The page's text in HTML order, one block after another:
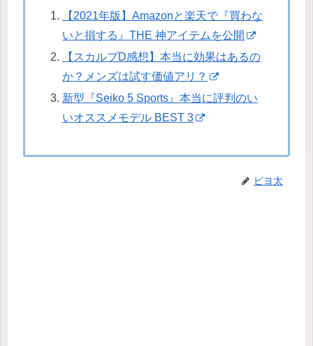
【2021年版】Amazonと楽天で『買わな
いと損する』THE 神アイテムを公開
【スカルプD感想】本当に効果はあるの
か？メンズは試す価値アリ？
新型『Seiko 5 Sports』本当に評判のい
いオススメモデル BEST 3
ピヨ太